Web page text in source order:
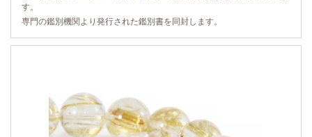
す。
専門の鑑別機関より発行された鑑別書を同封します。